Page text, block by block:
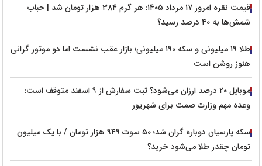
قیمت نقره امروز ۱۷ مرداد ۱۴۰۵؛ هر گرم ۳۸۴ هزار تومان شد | حباب
شمش‌ها به ۴۰ درصد رسید؟
طلا ۱۹ میلیونی و سکه ۱۹۰ میلیونی؛ بازار عقب نشست اما دو موتور گرانی
هنوز روشن است
موبایل ۲۰ درصد ارزان می‌شود؟ ثبت سفارش از ۹ اسفند متوقف است؛
وعده مهم وزارت صمت برای شهریور
سکه پارسیان دوباره گران شد؛ ۵۰ سوت ۹۴۹ هزار تومان / با یک میلیون
تومان چقدر طلا می‌شود خرید؟